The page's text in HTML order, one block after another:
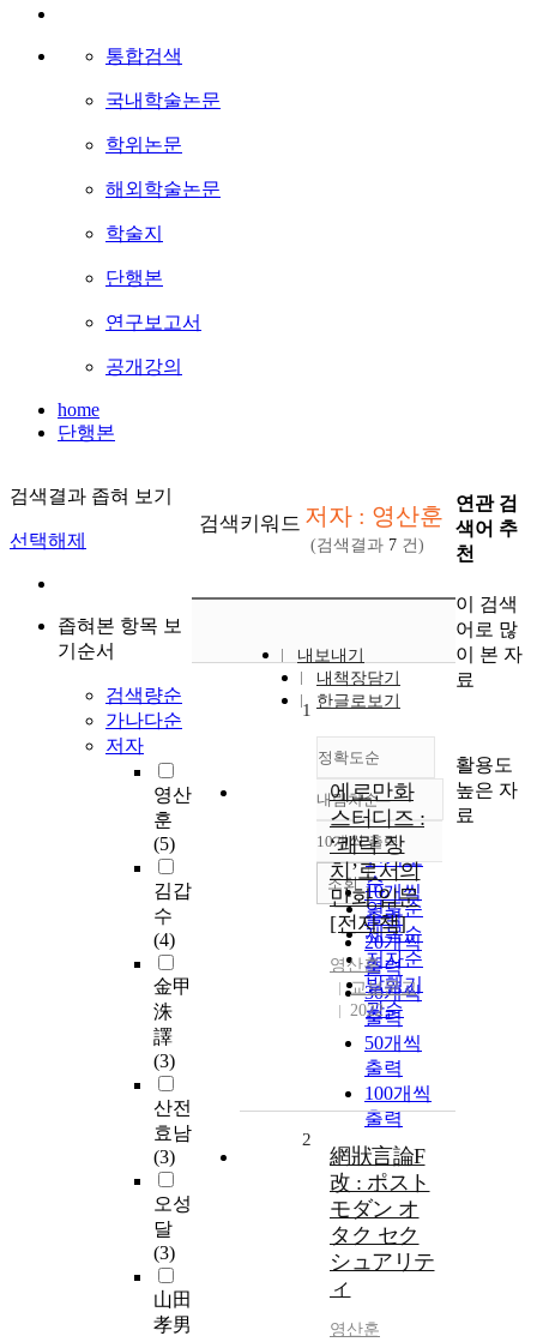
통합검색
국내학술논문
학위논문
해외학술논문
학술지
단행본
연구보고서
공개강의
home
단행본
검색결과 좁혀 보기
선택해제
좁혀본 항목 보
기순서
검색량순
가나다순
저자
영산
훈
(5)
김갑
수
(4)
金甲
洙
譯
(3)
산전
효남
(3)
오성
달
(3)
山田
孝男
검색키워드 저자 : 영산훈
(검색결과 7 건)
내보내기
내책장담기
한글로보기
정확도순
정확도
순
인기도
순
연도순
제목순
저자순
발행기
관순
내림차순
내림차순
10개씩 출력
10개씩
출력
20개씩
출력
30개씩
출력
50개씩
출력
100개씩
출력
조회
1
에로만화
스터디즈 :
‘쾌락 장
치’로서의
만화 입문
[전자책]
영산훈
교보문고
2022
2
網狀言論F
改 : ポスト
モダン オ
タク セク
シュアリテ
ィ
영산훈
연관 검
색어 추
천
이 검색
어로 많
이 본 자
료
활용도
높은 자
료